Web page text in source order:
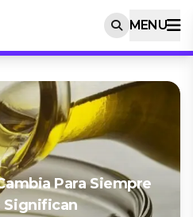
MENU
Para Siempre
Significan